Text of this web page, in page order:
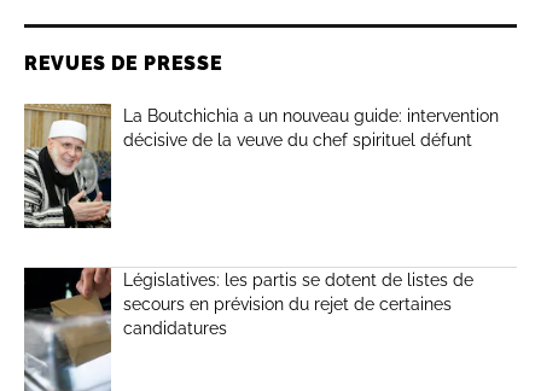
REVUES DE PRESSE
La Boutchichia a un nouveau guide: intervention
décisive de la veuve du chef spirituel défunt
Législatives: les partis se dotent de listes de
secours en prévision du rejet de certaines
candidatures